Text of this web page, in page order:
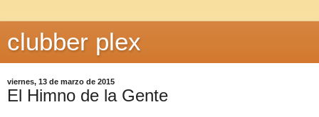
clubber plex
viernes, 13 de marzo de 2015
El Himno de la Gente